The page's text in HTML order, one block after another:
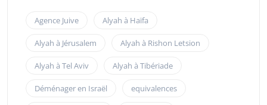
Agence Juive Alyah à Haïfa
Alyah à Jérusalem Alyah à Rishon Letsion
Alyah à Tel Aviv Alyah à Tibériade
Déménager en Israël equivalences